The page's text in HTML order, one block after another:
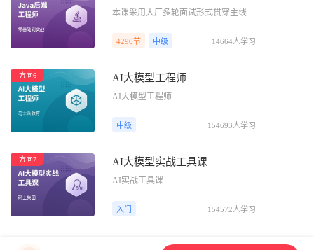
本课采用大厂多轮面试形式贯穿主线
4290节 中级 14664人学习
方向6 AI大模型工程师
AI大模型工程师
中级 154693人学习
方向7 AI大模型实战工具课
AI实战工具课
入门 154572人学习